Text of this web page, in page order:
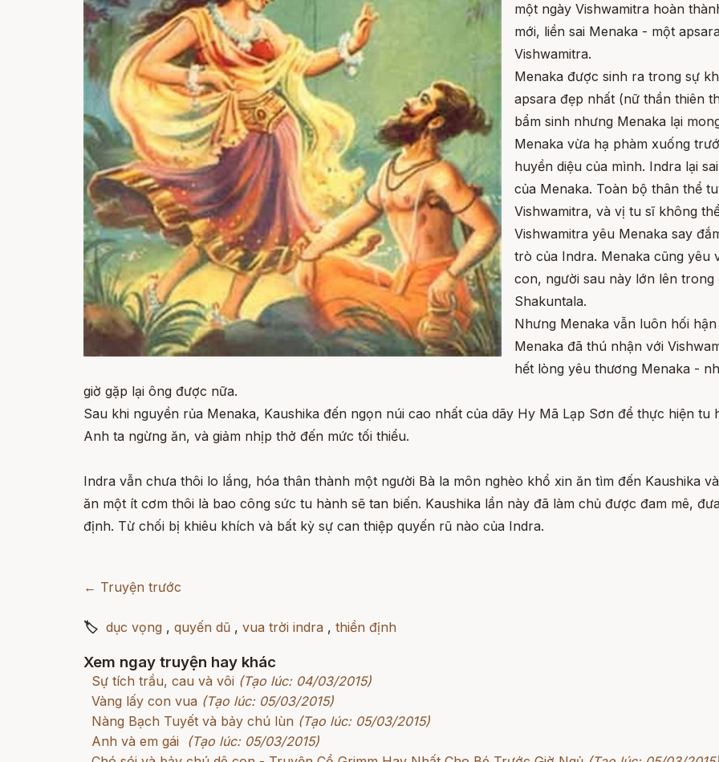
một ngày Vishwamitra hoàn
mới, liền sai Menaka - một
Vishwamitra.
Menaka được sinh ra trong sự
apsara đẹp nhất (nữ thần thiên
bẩm sinh nhưng Menaka lại
Menaka vừa hạ phàm xuống
huyền diệu của mình. Indra lại
của Menaka. Toàn bộ thân thể
Vishwamitra, và vị tu sĩ không
Vishwamitra yêu Menaka say
trò của Indra. Menaka cũng yêu
con, người sau này lớn lên
Shakuntala.
Nhưng Menaka vẫn luôn hối
Menaka đã thú nhận với
hết lòng yêu thương Menaka -
giờ gặp lại ông được nữa.
Sau khi nguyền rủa Menaka, Kaushika đến ngọn núi cao nhất của dãy Hy Mã Lạp Sơn để thực hiện
Anh ta ngừng ăn, và giảm nhịp thở đến mức tối thiểu.
Indra vẫn chưa thôi lo lắng, hóa thân thành một người Bà la môn nghèo khổ xin ăn tìm đến Kaushika
ăn một ít cơm thôi là bao công sức tu hành sẽ tan biến. Kaushika lần này đã làm chủ được đam mê,
định. Từ chối bị khiêu khích và bất kỳ sự can thiệp quyến rũ nào của Indra.
← Truyện trước
🏷 dục vọng , quyến dũ , vua trời indra , thiền định
Xem ngay truyện hay khác
Sự tích trầu, cau và vôi (Tạo lúc: 04/03/2015)
Vàng lấy con vua (Tạo lúc: 05/03/2015)
Nàng Bạch Tuyết và bảy chú lùn (Tạo lúc: 05/03/2015)
Anh và em gái
(Tạo lúc: 05/03/2015)